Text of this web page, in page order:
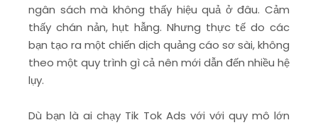
ngân sách mà không thấy hiệu quả ở đâu. Cảm
thấy chán nản, hụt hẫng. Nhưng thực tế do các
bạn tạo ra một chiến dịch quảng cáo sơ sài, không
theo một quy trình gì cả nên mới dẫn đến nhiều hệ
lụy.
Dù bạn là ai chạy Tik Tok Ads với với quy mô lớn